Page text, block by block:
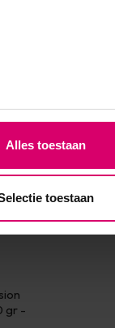
Alles toestaan
toestaan
gr -